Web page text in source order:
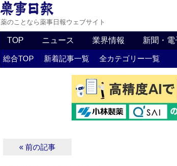
薬のことなら薬事日報ウェブサイト
TOP ニュース 業界情報 新聞・電
総合TOP 新着記事一覧 全カテゴリー一覧
« 前の記事